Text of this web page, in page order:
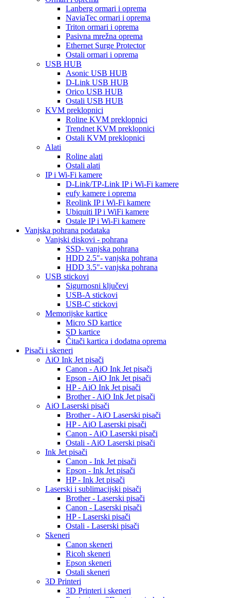
Lanberg ormari i oprema
NaviaTec ormari i oprema
Triton ormari i oprema
Pasivna mrežna oprema
Ethernet Surge Protector
Ostali ormari i oprema
USB HUB
Asonic USB HUB
D-Link USB HUB
Orico USB HUB
Ostali USB HUB
KVM preklopnici
Roline KVM preklopnici
Trendnet KVM preklopnici
Ostali KVM preklopnici
Alati
Roline alati
Ostali alati
IP i Wi-Fi kamere
D-Link/TP-Link IP i Wi-Fi kamere
eufy kamere i oprema
Reolink IP i Wi-Fi kamere
Ubiquiti IP i WiFi kamere
Ostale IP i Wi-Fi kamere
Vanjska pohrana podataka
Vanjski diskovi - pohrana
SSD- vanjska pohrana
HDD 2.5"- vanjska pohrana
HDD 3.5"- vanjska pohrana
USB stickovi
Sigurnosni ključevi
USB-A stickovi
USB-C stickovi
Memorijske kartice
Micro SD kartice
SD kartice
Čitači kartica i dodatna oprema
Pisači i skeneri
AiO Ink Jet pisači
Canon - AiO Ink Jet pisači
Epson - AiO Ink Jet pisači
HP - AiO Ink Jet pisači
Brother - AiO Ink Jet pisači
AiO Laserski pisači
Brother - AiO Laserski pisači
HP - AiO Laserski pisači
Canon - AiO Laserski pisači
Ostali - AiO Laserski pisači
Ink Jet pisači
Canon - Ink Jet pisači
Epson - Ink Jet pisači
HP - Ink Jet pisači
Laserski i sublimacijski pisači
Brother - Laserski pisači
Canon - Laserski pisači
HP - Laserski pisači
Ostali - Laserski pisači
Skeneri
Canon skeneri
Ricoh skeneri
Epson skeneri
Ostali skeneri
3D Printeri
3D Printeri i skeneri